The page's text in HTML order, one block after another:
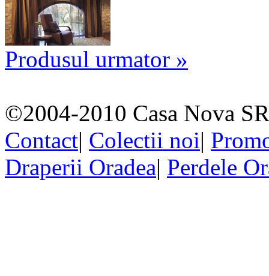
Produsul urmator »
©2004-2010 Casa Nova
Contact| Colectii noi|
Draperii Oradea| Perdele